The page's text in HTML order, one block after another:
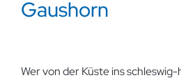
Gaushorn
Wer von der Küste ins